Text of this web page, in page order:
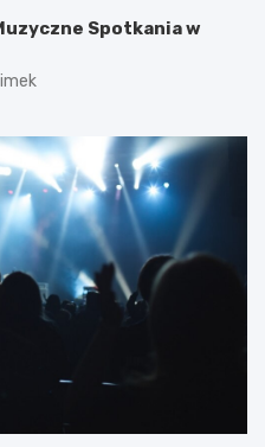
Spotkania w